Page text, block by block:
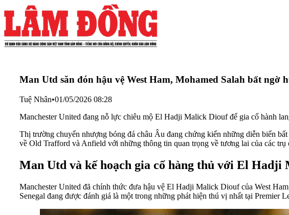
Man Utd săn đón hậu vệ West Ham, Mohamed Salah bất ngờ
Tuệ Nhân•01/05/2026 08:28
Manchester United đang nỗ lực chiêu mộ El Hadji Malick Diouf để gia cố hành
Thị trường chuyển nhượng bóng đá châu Âu đang chứng kiến những diễn biến
về Old Trafford và Anfield với những thông tin quan trọng về tương lai của các trụ
Man Utd và kế hoạch gia cố hàng thủ với El Hadji
Manchester United đã chính thức đưa hậu vệ El Hadji Malick Diouf của West
Senegal đang được đánh giá là một trong những phát hiện thú vị nhất tại Premier